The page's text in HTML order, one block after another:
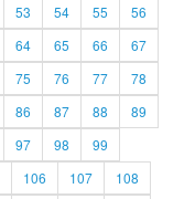
53 54 55
56
64 65 66
67
75 76 77
78
86 87 88
89
97 98
99
106 107
108